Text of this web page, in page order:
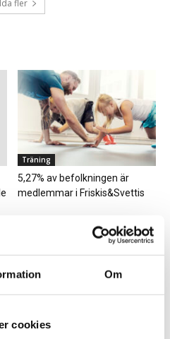
Om
cookies
fler
Träning
5,27% av befolkningen är
medlemmar i Friskis&Svettis
Hur ska jag finansiera